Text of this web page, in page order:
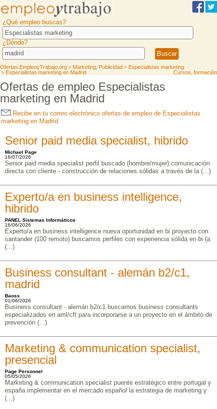
¿Qué empleo buscas?
¿Dónde?
Ofertas.EmpleoyTrabajo.org > Marketing, Publicidad > Especialistas marketing
> Especialistas marketing en Madrid Cursos, formación
Ofertas de empleo Especialistas
marketing en Madrid
Recibe en tu correo electrónico ofertas de empleo de Especialistas
marketing en Madrid
Senior paid media specialist, hibrido
Michael Page
16/07/2026
Senior paid media specialist perfil buscado (hombre/mujer) comunicación
directa con cliente - construcción de relaciones sólidas a través de la (...)
Experto/a en business intelligence,
hibrido
PANEL Sistemas Informáticos
16/06/2026
Experto/a en business intelligence nueva oportunidad en bi proyecto con
santander (100 remoto) buscamos perfiles con experiencia sólida en bi (a
(...)
Business consultant - alemán b2/c1,
madrid
Baoss
01/06/2026
Business consultant - alemán b2/c1 buscamos business consultants
especializados en aml/cft para incorporarse a un proyecto en el ámbito de
prevención (...)
Marketing & communication specialist,
presencial
Page Personnel
05/05/2026
Marketing & communication specialist puente estratégico entre portugal y
españa implementar en el mercado español la estrategia de marketing y
(...)